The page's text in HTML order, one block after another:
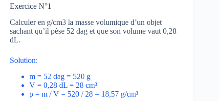
Exercice N°1
Calculer en g/cm3 la masse volumique d’un objet
sachant qu’il pèse 52 dag et que son volume vaut 0,28
dL.
Solution:
m = 52 dag = 520 g
V = 0,28 dL = 28 cm³
ρ = m / V = 520 / 28 = 18,57 g/cm³